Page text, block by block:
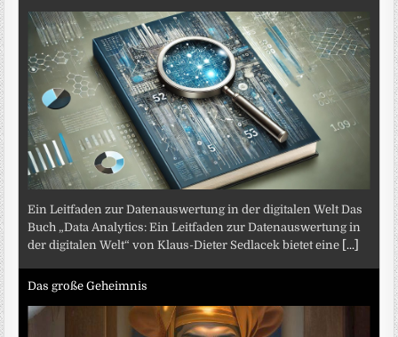
Ein Leitfaden zur Datenauswertung in der digitalen Welt Das
Buch „Data Analytics: Ein Leitfaden zur Datenauswertung in
der digitalen Welt“ von Klaus-Dieter Sedlacek bietet eine [...]
Das große Geheimnis